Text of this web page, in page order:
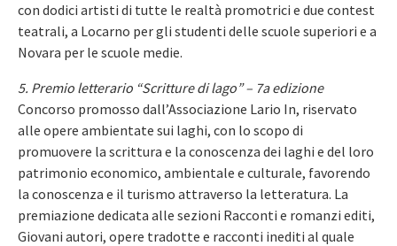
con dodici artisti di tutte le realtà promotrici e due contest
teatrali, a Locarno per gli studenti delle scuole superiori e a
Novara per le scuole medie.
5. Premio letterario “Scritture di lago” – 7a edizione
Concorso promosso dall’Associazione Lario In, riservato
alle opere ambientate sui laghi, con lo scopo di
promuovere la scrittura e la conoscenza dei laghi e del loro
patrimonio economico, ambientale e culturale, favorendo
la conoscenza e il turismo attraverso la letteratura. La
premiazione dedicata alle sezioni Racconti e romanzi editi,
Giovani autori, opere tradotte e racconti inediti al quale